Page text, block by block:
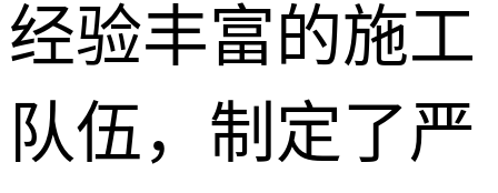
经验丰富的施工
队伍，制定了严